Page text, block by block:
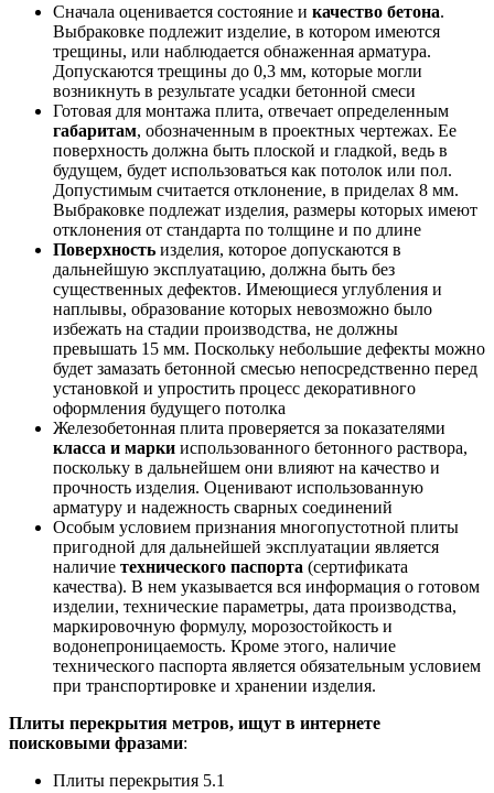
Сначала оценивается состояние и качество бетона.
Выбраковке подлежит изделие, в котором имеются
трещины, или наблюдается обнаженная арматура.
Допускаются трещины до 0,3 мм, которые могли
возникнуть в результате усадки бетонной смеси
Готовая для монтажа плита, отвечает определенным
габаритам, обозначенным в проектных чертежах. Ее
поверхность должна быть плоской и гладкой, ведь в
будущем, будет использоваться как потолок или пол.
Допустимым считается отклонение, в приделах 8 мм.
Выбраковке подлежат изделия, размеры которых имеют
отклонения от стандарта по толщине и по длине
Поверхность изделия, которое допускаются в
дальнейшую эксплуатацию, должна быть без
существенных дефектов. Имеющиеся углубления и
наплывы, образование которых невозможно было
избежать на стадии производства, не должны
превышать 15 мм. Поскольку небольшие дефекты можно
будет замазать бетонной смесью непосредственно перед
установкой и упростить процесс декоративного
оформления будущего потолка
Железобетонная плита проверяется за показателями
класса и марки использованного бетонного раствора,
поскольку в дальнейшем они влияют на качество и
прочность изделия. Оценивают использованную
арматуру и надежность сварных соединений
Особым условием признания многопустотной плиты
пригодной для дальнейшей эксплуатации является
наличие технического паспорта (сертификата
качества). В нем указывается вся информация о готовом
изделии, технические параметры, дата производства,
маркировочную формулу, морозостойкость и
водонепроницаемость. Кроме этого, наличие
технического паспорта является обязательным условием
при транспортировке и хранении изделия.
Плиты перекрытия метров, ищут в интернете
поисковыми фразами:
Плиты перекрытия 5.1